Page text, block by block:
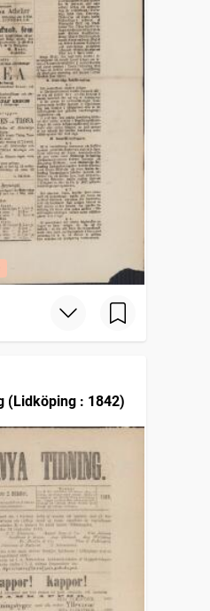
(Lidköping : 1842)